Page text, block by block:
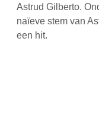
Astrud Gilberto.
naïeve stem van
een hit.